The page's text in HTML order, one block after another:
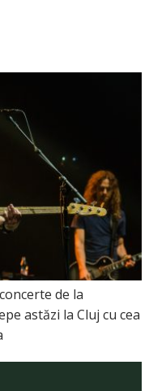
de la
astăzi la Cluj cu cea